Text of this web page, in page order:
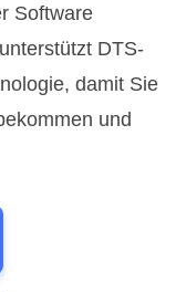
Software
DTS-
damit Sie
und